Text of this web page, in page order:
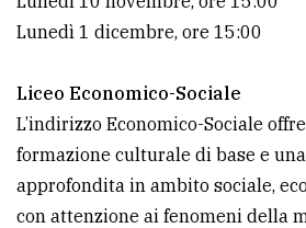
Lunedì 1 dicembre, ore 15:00
Liceo Economico-Sociale
L’indirizzo Economico-Sociale
formazione culturale di base e
approfondita in ambito sociale,
con attenzione ai fenomeni della